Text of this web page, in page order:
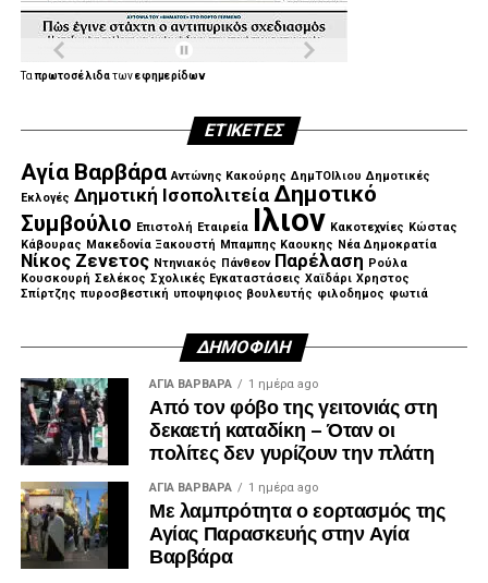
Ταπρωτοσέλιδατωνεφημερίδων
ΕΤΙΚΈΤΕΣ
Αγία Βαρβάρα Αντώνης Κακούρης ΔημΤΟΙλιου Δημοτικές
Εκλογές Δημοτική Ισοπολιτεία Δημοτικό
Συμβούλιο Επιστολή Εταιρεία Ιλιον Κακοτεχνίες Κώστας
Κάβουρας Μακεδονία Ξακουστή Μπαμπης Καουκης Νέα Δημοκρατία
Νίκος Ζενετος Ντηνιακός Πάνθεον Παρέλαση Ρούλα
Κουσκουρή Σελέκος Σχολικές Εγκαταστάσεις Χαϊδάρι Χρηστος
Σπίρτζης πυροσβεστική υποψηφιος βουλευτής φιλοδημος φωτιά
ΔΗΜΟΦΙΛΉ
ΑΓΙΑ ΒΑΡΒΑΡΑ 1 ημέρα ago
Από τον φόβο της γειτονιάς στη
δεκαετή καταδίκη – Όταν οι
πολίτες δεν γυρίζουν την πλάτη
ΑΓΙΑ ΒΑΡΒΑΡΑ 1 ημέρα ago
Με λαμπρότητα ο εορτασμός της
Αγίας Παρασκευής στην Αγία
Βαρβάρα